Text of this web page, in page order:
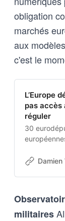
obligation
marchés
aux
c'est le
L’Europe
pas accès
réguler
30
d’Anthropic
militaires